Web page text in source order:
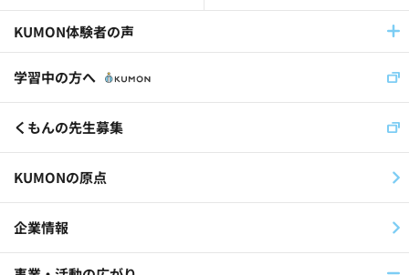
KUMON体験者の声
学習中の方へ
くもんの先生募集
KUMONの原点
企業情報